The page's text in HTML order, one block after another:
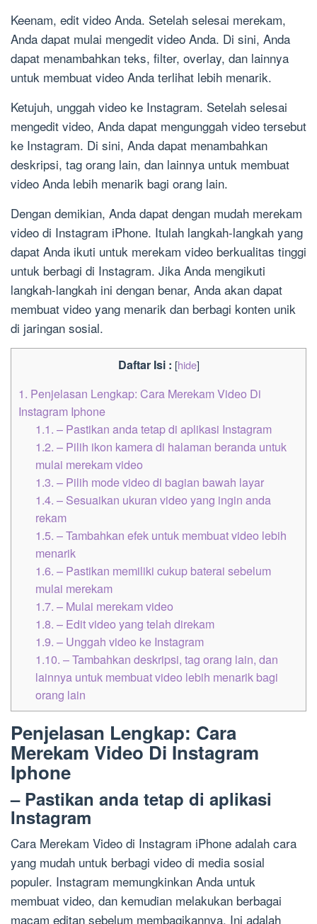
Keenam, edit video Anda. Setelah selesai merekam,
Anda dapat mulai mengedit video Anda. Di sini, Anda
dapat menambahkan teks, filter, overlay, dan lainnya
untuk membuat video Anda terlihat lebih menarik.
Ketujuh, unggah video ke Instagram. Setelah selesai
mengedit video, Anda dapat mengunggah video tersebut
ke Instagram. Di sini, Anda dapat menambahkan
deskripsi, tag orang lain, dan lainnya untuk membuat
video Anda lebih menarik bagi orang lain.
Dengan demikian, Anda dapat dengan mudah merekam
video di Instagram iPhone. Itulah langkah-langkah yang
dapat Anda ikuti untuk merekam video berkualitas tinggi
untuk berbagi di Instagram. Jika Anda mengikuti
langkah-langkah ini dengan benar, Anda akan dapat
membuat video yang menarik dan berbagi konten unik
di jaringan sosial.
Daftar Isi : [hide]
1. Penjelasan Lengkap: Cara Merekam Video Di
Instagram Iphone
1.1. – Pastikan anda tetap di aplikasi Instagram
1.2. – Pilih ikon kamera di halaman beranda untuk
mulai merekam video
1.3. – Pilih mode video di bagian bawah layar
1.4. – Sesuaikan ukuran video yang ingin anda
rekam
1.5. – Tambahkan efek untuk membuat video lebih
menarik
1.6. – Pastikan memiliki cukup baterai sebelum
mulai merekam
1.7. – Mulai merekam video
1.8. – Edit video yang telah direkam
1.9. – Unggah video ke Instagram
1.10. – Tambahkan deskripsi, tag orang lain, dan
lainnya untuk membuat video lebih menarik bagi
orang lain
Penjelasan Lengkap: Cara
Merekam Video Di Instagram
Iphone
– Pastikan anda tetap di aplikasi
Instagram
Cara Merekam Video di Instagram iPhone adalah cara
yang mudah untuk berbagi video di media sosial
populer. Instagram memungkinkan Anda untuk
membuat video, dan kemudian melakukan berbagai
macam editan sebelum membagikannya. Ini adalah